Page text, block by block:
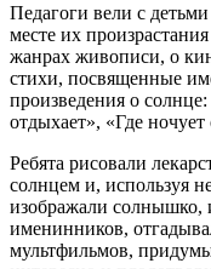
Педагоги вели с
месте их
жанрах живописи, о
стихи, посвященные
произведения о
отдыхает», «Где
Ребята рисовали
солнцем и, используя
изображали солнышко,
именинников,
мультфильмов,